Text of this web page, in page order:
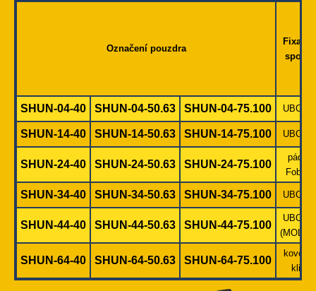
Označení pouzdra
Fixační
spona
SHUN-04-40 SHUN-04-50.63 SHUN-04-75.100 UBC-01
SHUN-14-40 SHUN-14-50.63 SHUN-14-75.100 UBC-02
SHUN-24-40 SHUN-24-50.63 SHUN-24-75.100
pádlo
Fobus
SHUN-34-40 SHUN-34-50.63 SHUN-34-75.100 UBC-03
SHUN-44-40 SHUN-44-50.63 SHUN-44-75.100
UBC-04
(MOLLE)
SHUN-64-40 SHUN-64-50.63 SHUN-64-75.100
kovový
klip